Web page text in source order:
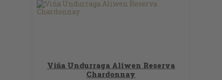
Viňa Undurraga Aliwen Reserva
Chardonnay